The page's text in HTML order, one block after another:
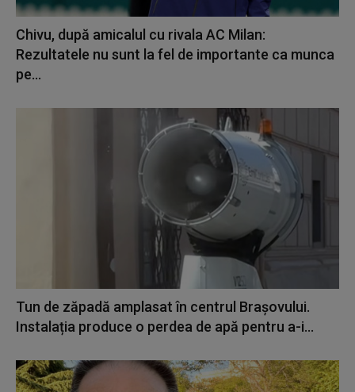
Chivu, după amicalul cu rivala AC Milan:
Rezultatele nu sunt la fel de importante ca munca
pe...
Tun de zăpadă amplasat în centrul Brașovului.
Instalația produce o perdea de apă pentru a-i...